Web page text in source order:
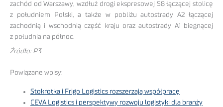
zachód od Warszawy, wzdłuż drogi ekspresowej S8 łączącej stolicę
z południem Polski, a także w pobliżu autostrady A2 łączącej
zachodnią i wschodnią część kraju oraz autostrady A1 biegnącej
z południa na północ.
Żródło: P3
Powiązane wpisy:
Stokrotka i Frigo Logistics rozszerzają współpracę
CEVA Logistics i perspektywy rozwoju logistyki dla branży